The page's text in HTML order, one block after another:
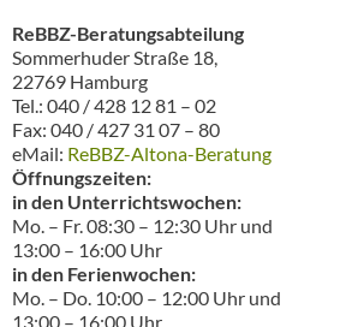
ReBBZ-Beratungsabteilung
Sommerhuder Straße 18,
22769 Hamburg
Tel.: 040 / 428 12 81 – 02
Fax: 040 / 427 31 07 – 80
eMail: ReBBZ-Altona-Beratung
Öffnungszeiten:
in den Unterrichtswochen:
Mo. – Fr. 08:30 – 12:30 Uhr und
13:00 – 16:00 Uhr
in den Ferienwochen:
Mo. – Do. 10:00 – 12:00 Uhr und
13:00 – 16:00 Uhr